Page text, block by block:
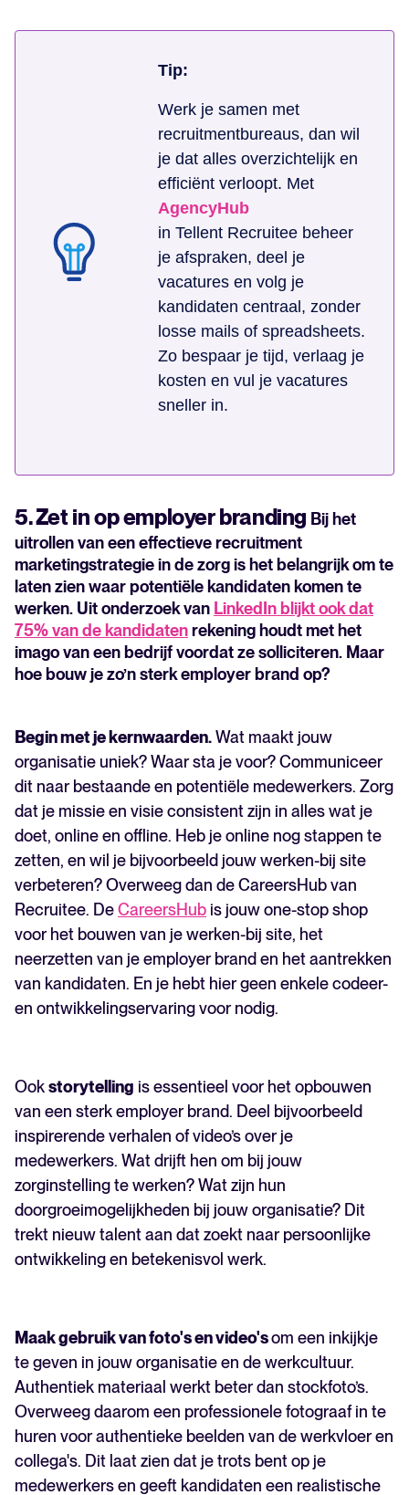
Tip:
Werk je samen met
recruitmentbureaus, dan wil
je dat alles overzichtelijk en
efficiënt verloopt. Met
AgencyHub
in Tellent Recruitee beheer
je afspraken, deel je
vacatures en volg je
kandidaten centraal, zonder
losse mails of spreadsheets.
Zo bespaar je tijd, verlaag je
kosten en vul je vacatures
sneller in.
5. Zet in op employer branding Bij het
uitrollen van een effectieve recruitment
marketingstrategie in de zorg is het belangrijk om te
laten zien waar potentiële kandidaten komen te
werken. Uit onderzoek van LinkedIn blijkt ook dat
75% van de kandidatenrekening houdt met het
imago van een bedrijf voordat ze solliciteren. Maar
hoe bouw je zo’n sterk employer brand op?
Begin met je kernwaarden.Wat maakt jouw
organisatie uniek? Waar sta je voor? Communiceer
dit naar bestaande en potentiële medewerkers. Zorg
dat je missie en visie consistent zijn in alles wat je
doet, online en offline. Heb je online nog stappen te
zetten, en wil je bijvoorbeeld jouw werken-bij site
verbeteren? Overweeg dan de CareersHub van
Recruitee. DeCareersHubis jouw one-stop shop
voor het bouwen van je werken-bij site, het
neerzetten van je employer brand en het aantrekken
van kandidaten. En je hebt hier geen enkele codeer-
en ontwikkelingservaring voor nodig.
Ookstorytelling is essentieel voor het opbouwen
van een sterk employer brand. Deel bijvoorbeeld
inspirerende verhalen of video’s over je
medewerkers. Wat drijft hen om bij jouw
zorginstelling te werken? Wat zijn hun
doorgroeimogelijkheden bij jouw organisatie? Dit
trekt nieuw talent aan dat zoekt naar persoonlijke
ontwikkeling en betekenisvol werk.
Maak gebruik van foto's en video'som een inkijkje
te geven in jouw organisatie en de werkcultuur.
Authentiek materiaal werkt beter dan stockfoto’s.
Overweeg daarom een professionele fotograaf in te
huren voor authentieke beelden van de werkvloer en
collega's. Dit laat zien dat je trots bent op je
medewerkers en geeft kandidaten een realistische